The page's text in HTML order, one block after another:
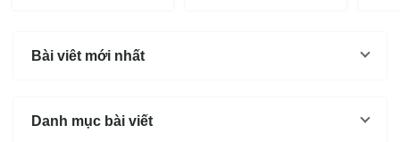
thể...
mùi
Bài viêt mới nhất
Danh mục bài viết